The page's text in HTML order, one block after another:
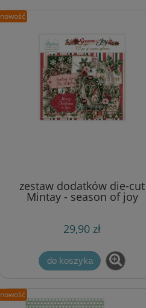
zestaw dodatków die-cut
Mintay - season of joy
[ephemera]
29,90 zł
do koszyka
nowość
nowość